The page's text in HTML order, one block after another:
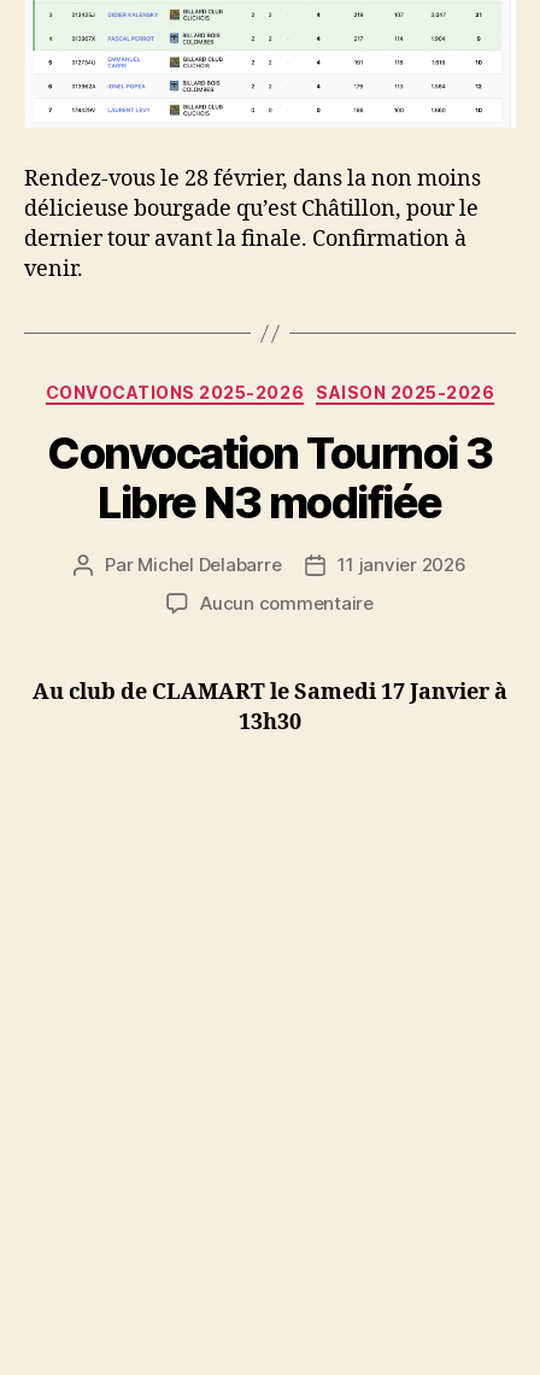
Rendez-vous le 28 février, dans la non moins
délicieuse bourgade qu’est Châtillon, pour le
dernier tour avant la finale. Confirmation à
venir.
Catégories
CONVOCATIONS 2025-2026 SAISON 2025-2026
Convocation Tournoi 3
Libre N3 modifiée
Auteur
Par Michel Delabarre
Date11 janvier 2026
Aucun commentairesur
3
Libre
Au club de CLAMART le Samedi 17 Janvier à
13h30